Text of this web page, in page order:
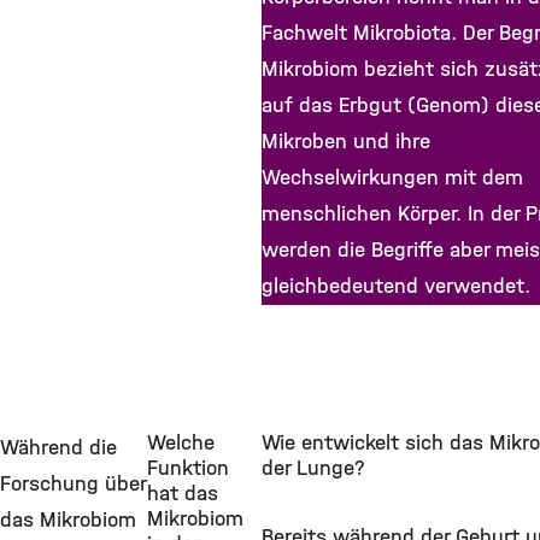
Fachwelt Mikrobiota. Der
Mikrobiom bezieht sich
auf das Erbgut (Genom)
Mikroben und ihre
Wechselwirkungen mit dem
menschlichen Körper. In der
werden die Begriffe aber
gleichbedeutend verwendet.
Während die
Forschung über
das Mikrobiom
Welche
Funktion
hat das
Mikrobiom
Wie entwickelt sich das
der Lunge?